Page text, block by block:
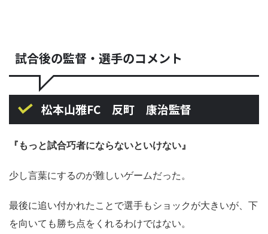
試合後の監督・選手のコメント
松本山雅FC 反町 康治監督
『もっと試合巧者にならないといけない』
少し言葉にするのが難しいゲームだった。
最後に追い付かれたことで選手もショックが大きいが、下
を向いても勝ち点をくれるわけではない。